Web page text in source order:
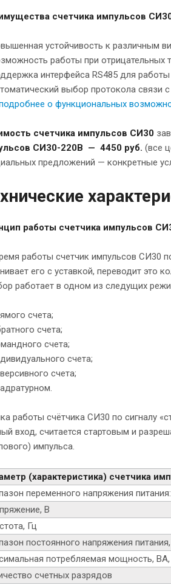
счетчика импульсов
устойчивость к различным
работы при отрицательных
интерфейса RS485 для
выбор протокола связи
о функциональных
счетчика импульсов СИ30
СИ30-220В — 4450 руб. (все
предложений — конкретные
работы счетчика импульсов
работы счетчик импульсов СИ30
его с уставкой, переводит это
работает в одном из следущих
счета;
счета;
счета;
счета;
счета;
работы счётчика СИ30 по сигналу
вход, считается стартовым и
импульса.
(характеристика) счетчика
переменного напряжения питания:
В
Гц
постоянного напряжения
потребляемая мощность, ВА,
счетных разрядов